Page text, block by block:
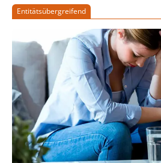
Entitätsübergreifend